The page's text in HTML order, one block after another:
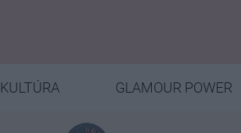
KULTÚRA GLAMOUR POWER